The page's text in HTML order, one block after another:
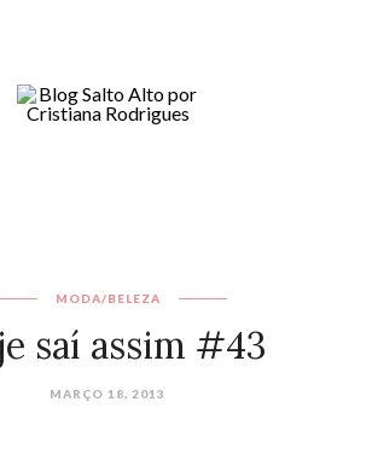
MODA/BELEZA
saí assim #43
MARÇO 18, 2013